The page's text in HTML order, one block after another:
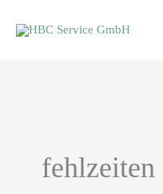
Inhalt
fehlzeiten